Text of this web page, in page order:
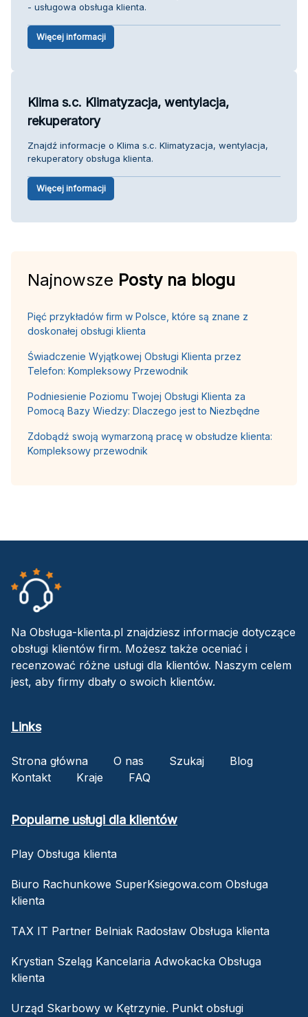
- usługowa obsługa klienta.
Więcej informacji
Klima s.c. Klimatyzacja, wentylacja,
rekuperatory
Znajdź informacje o Klima s.c. Klimatyzacja, wentylacja,
rekuperatory obsługa klienta.
Więcej informacji
Najnowsze Posty na blogu
Pięć przykładów firm w Polsce, które są znane z
doskonałej obsługi klienta
Świadczenie Wyjątkowej Obsługi Klienta przez
Telefon: Kompleksowy Przewodnik
Podniesienie Poziomu Twojej Obsługi Klienta za
Pomocą Bazy Wiedzy: Dlaczego jest to Niezbędne
Zdobądź swoją wymarzoną pracę w obsłudze klienta:
Kompleksowy przewodnik
Na Obsługa-klienta.pl znajdziesz informacje dotyczące
obsługi klientów firm. Możesz także oceniać i
recenzować różne usługi dla klientów. Naszym celem
jest, aby firmy dbały o swoich klientów.
Links
Strona główna O nas Szukaj
Blog
Kontakt
Kraje FAQ
Popularne usługi dla klientów
Play Obsługa klienta
Biuro Rachunkowe SuperKsiegowa.com Obsługa
klienta
TAX IT Partner Belniak Radosław Obsługa klienta
Krystian Szeląg Kancelaria Adwokacka Obsługa
klienta
Urząd Skarbowy w Kętrzynie. Punkt obsługi